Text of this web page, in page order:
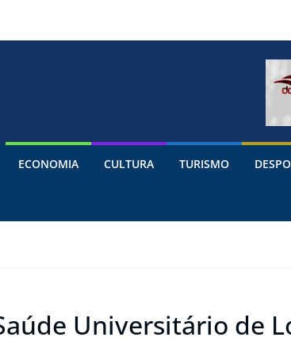
ECONOMIA CULTURA TURISMO
Universitário de